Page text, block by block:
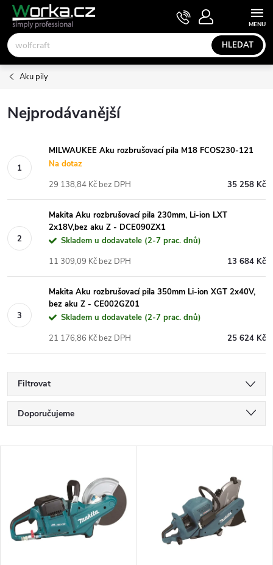
Přejít
obsah
HLEDAT
NÁKUPNÍ
KOŠÍK
Aku pily
Nejprodávanější
MILWAUKEE Aku rozbrušovací pila M18 FCOS230-121
Na dotaz
35 258 Kč
29 138,84 Kč bez DPH
Makita Aku rozbrušovací pila 230mm, Li-ion LXT
2x18V,bez aku Z - DCE090ZX1
Skladem u dodavatele (2-7 prac. dnů)
13 684 Kč
11 309,09 Kč bez DPH
Makita Aku rozbrušovací pila 350mm Li-ion XGT 2x40V,
bez aku Z - CE002GZ01
Skladem u dodavatele (2-7 prac. dnů)
25 624 Kč
21 176,86 Kč bez DPH
Filtrovat
Ř
a
e
n
Doporučujeme
Nejprodávanější
Abecedně
p